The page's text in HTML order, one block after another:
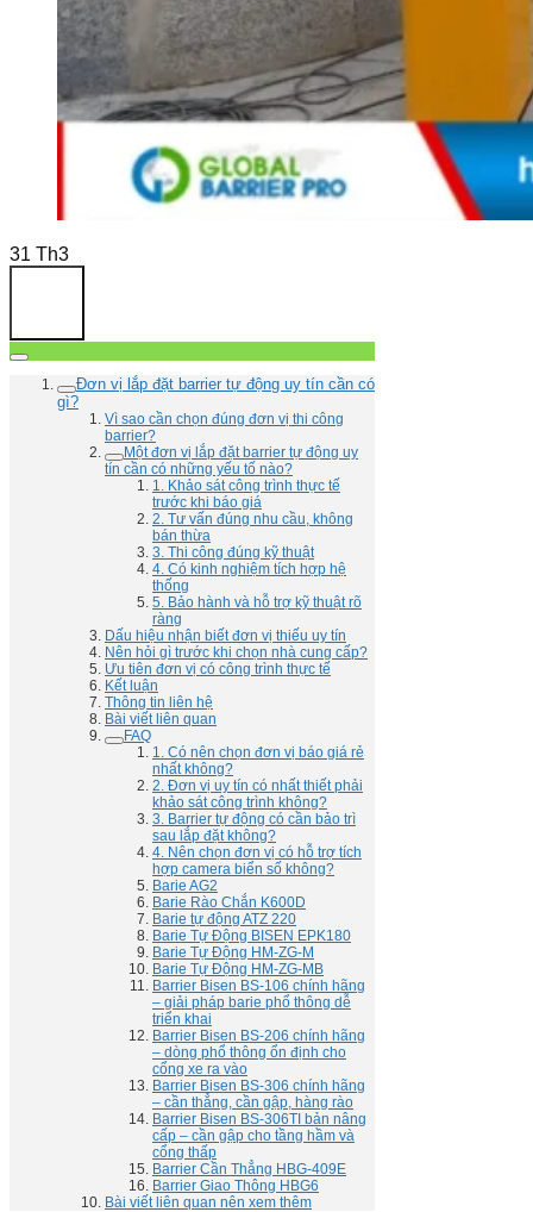
31 Th3
Đơn vị lắp đặt barrier tự động uy tín cần có
gì?
Vì sao cần chọn đúng đơn vị thi công
barrier?
Một đơn vị lắp đặt barrier tự động uy
tín cần có những yếu tố nào?
1. Khảo sát công trình thực tế
trước khi báo giá
2. Tư vấn đúng nhu cầu, không
bán thừa
3. Thi công đúng kỹ thuật
4. Có kinh nghiệm tích hợp hệ
thống
5. Bảo hành và hỗ trợ kỹ thuật rõ
ràng
Dấu hiệu nhận biết đơn vị thiếu uy tín
Nên hỏi gì trước khi chọn nhà cung cấp?
Ưu tiên đơn vị có công trình thực tế
Kết luận
Thông tin liên hệ
Bài viết liên quan
FAQ
1. Có nên chọn đơn vị báo giá rẻ
nhất không?
2. Đơn vị uy tín có nhất thiết phải
khảo sát công trình không?
3. Barrier tự động có cần bảo trì
sau lắp đặt không?
4. Nên chọn đơn vị có hỗ trợ tích
hợp camera biển số không?
Barie AG2
Barie Rào Chắn K600D
Barie tự động ATZ 220
Barie Tự Động BISEN EPK180
Barie Tự Động HM-ZG-M
Barie Tự Động HM-ZG-MB
Barrier Bisen BS-106 chính hãng
– giải pháp barie phổ thông dễ
triển khai
Barrier Bisen BS-206 chính hãng
– dòng phổ thông ổn định cho
cổng xe ra vào
Barrier Bisen BS-306 chính hãng
– cần thẳng, cần gập, hàng rào
Barrier Bisen BS-306TI bản nâng
cấp – cần gập cho tầng hầm và
cổng thấp
Barrier Cần Thẳng HBG-409E
Barrier Giao Thông HBG6
Bài viết liên quan nên xem thêm